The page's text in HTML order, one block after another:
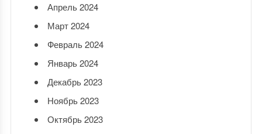
Апрель 2024
Март 2024
Февраль 2024
Январь 2024
Декабрь 2023
Ноябрь 2023
Октябрь 2023